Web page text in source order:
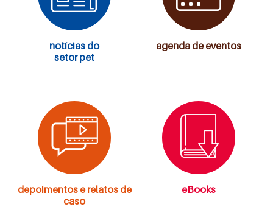
notícias do
setor pet
agenda de eventos
depoimentos e relatos de
caso
eBooks